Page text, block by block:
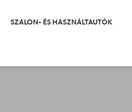
SZALON- ÉS HASZNÁLTAUTÓK